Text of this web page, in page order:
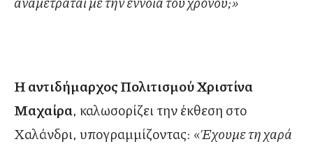
Hαντιδήμαρχος Πολιτισμού Χριστίνα
Μαχαίρα, καλωσορίζει την έκθεση στο
Χαλάνδρι, υπογραμμίζοντας: «Έχουμε τη χαρά